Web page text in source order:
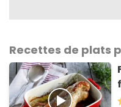
Recettes de plats